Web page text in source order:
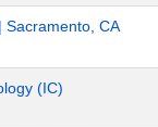
Sacramento, CA
(IC)